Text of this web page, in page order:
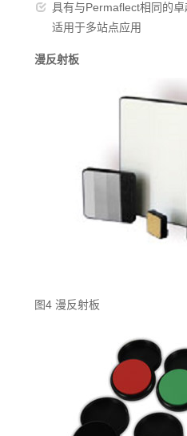
具有与Permaflect相同的卓
适用于多站点应用
漫反射板
图4 漫反射板